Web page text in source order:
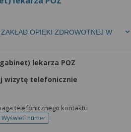
OPIEKI ZDROWOTNEJ W
lekarza POZ
wizytę telefonicznie
telefonicznego kontaktu
Wyświetl numertelefonu do rejestracji